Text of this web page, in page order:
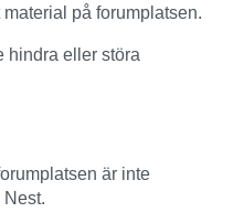
på forumplatsen.
hindra eller störa
är inte